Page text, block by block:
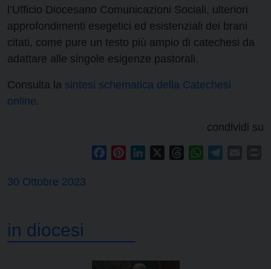
l’Ufficio Diocesano Comunicazioni Sociali, ulteriori
approfondimenti esegetici ed esistenziali dei brani
citati, come pure un testo più ampio di catechesi da
adattare alle singole esigenze pastorali.
Consulta la sintesi schematica della Catechesi
online.
condividi su
FacebookPinterestLinkedIn ThreadsWhatsApp
30 Ottobre 2023
in diocesi